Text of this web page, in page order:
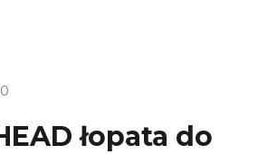
łopata do